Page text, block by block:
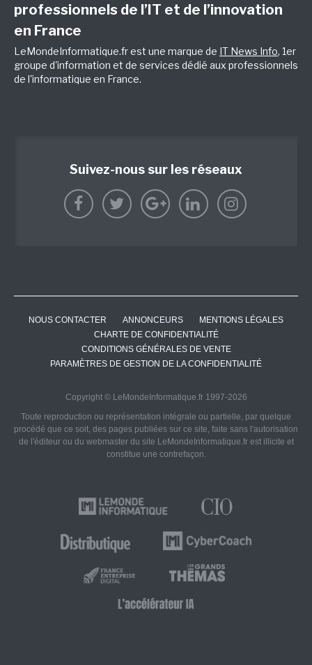
professionnels de l’IT et de l’innovation
en France
LeMondeInformatique.fr est une marque de IT News Info, 1er
groupe d'information et de services dédié aux professionnels
de l'informatique en France.
Suivez-nous sur les réseaux
NOUS CONTACTER ANNONCEURS
MENTIONS LÉGALES
CHARTE DE CONFIDENTIALITÉ
CONDITIONS GÉNÉRALES DE VENTE
PARAMÈTRES DE GESTION DE LA CONFIDENTIALITÉ
Copyright © LeMondeInformatique.fr 1997-2026
Toute reproduction ou représentation intégrale ou partielle, par quelque
procédé que ce soit, des pages publiées sur ce site, faite sans l'autorisation
de l'éditeur ou du webmaster du site LeMondeInformatique.fr est illicite et
constitue une contrefaçon.